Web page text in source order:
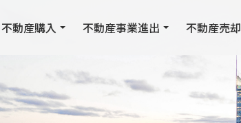
不動産購入 不動産事業進出 不動産売却